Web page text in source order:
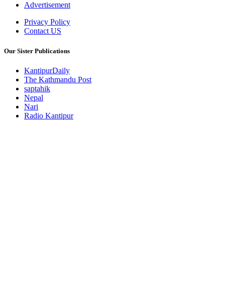
Advertisement
Privacy Policy
Contact US
Our Sister Publications
KantipurDaily
The Kathmandu Post
saptahik
Nepal
Nari
Radio Kantipur